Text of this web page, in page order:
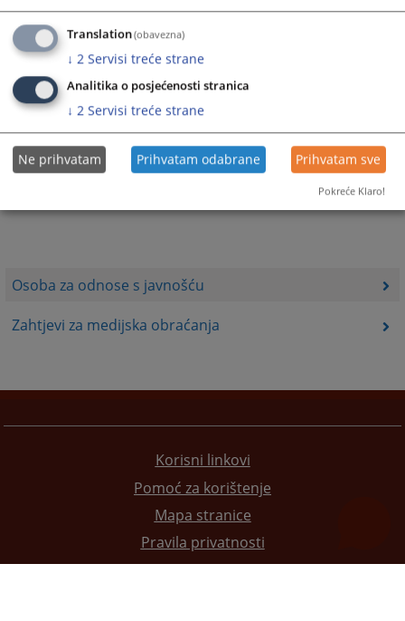
Osoba za odnose s javnošću
Zahtjevi za medijska obraćanja
Korisni linkovi
Pomoć za korištenje
Mapa stranice
Pravila privatnosti
Translation(obavezna)
↓ 2 Servisi treće strane
Analitika o posjećenosti stranica
↓ 2 Servisi treće strane
Ne prihvatam Prihvatam odabrane Prihvatam sve
Pokreće Klaro!